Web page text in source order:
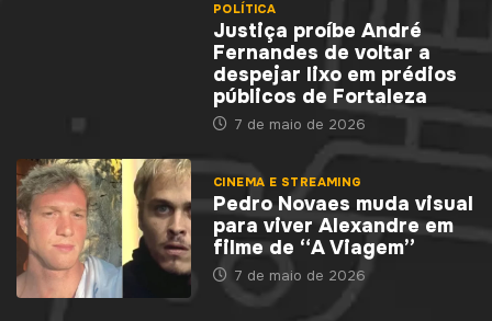
POLÍTICA
Justiça proíbe André
Fernandes de voltar a
despejar lixo em prédios
públicos de Fortaleza
7 de maio de 2026
CINEMA E STREAMING
Pedro Novaes muda visual
para viver Alexandre em
filme de “A Viagem”
7 de maio de 2026